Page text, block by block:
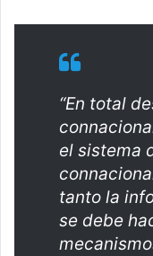
“En total
el sistema
tanto la
se debe